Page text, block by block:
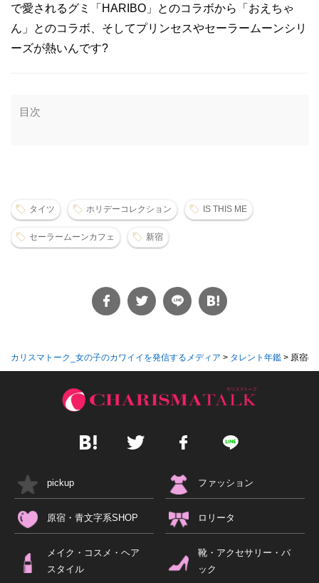
で愛されるグミ「HARIBO」とのコラボから「おえちゃ
ん」とのコラボ、そしてプリンセスやセーラームーンシリ
ーズが熱いんです?
目次
タイツ ホリデーコレクション IS THIS ME
セーラームーンカフェ 新宿
カリスマトーク_女の子のカワイイを発信するメディア > タレント年鑑 > 原宿の
pickup ファッション
原宿・青文字系SHOP ロリータ
メイク・コスメ・ヘア
スタイル
靴・アクセサリー・バ
ック